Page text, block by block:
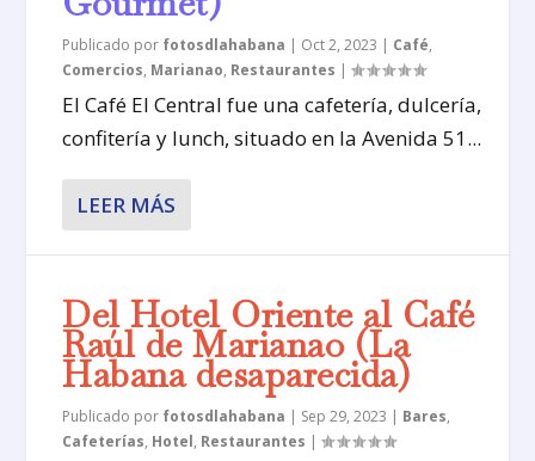
Publicado por fotosdlahabana | Oct 2, 2023 | Café,
Comercios, Marianao, Restaurantes |
El Café El Central fue una cafetería, dulcería,
confitería y lunch, situado en la Avenida 51...
LEER MÁS
Del Hotel Oriente al Café
Raúl de Marianao (La
Habana desaparecida)
Publicado por fotosdlahabana | Sep 29, 2023 | Bares,
Cafeterías, Hotel, Restaurantes |